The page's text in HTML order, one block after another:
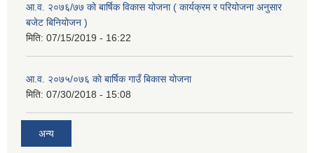
आ.व. २०७६/७७ को बार्षिक विकास योजना ( कार्यक्रम र परियोजना अनुसार
बजेट बिनियोजन )
मिति: 07/15/2019 - 16:22
आ.व. २०७५/०७६ काे बार्षिक गाउँ बिकास योजना
मिति: 07/30/2018 - 15:08
अन्य